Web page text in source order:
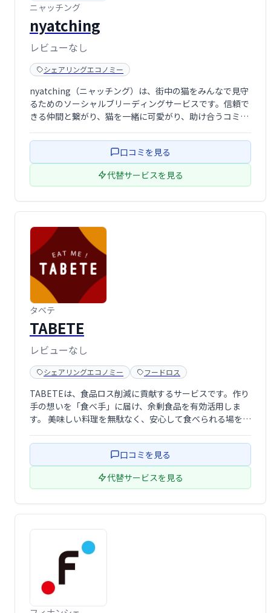
ニャッチング
nyatching
レビューなし
シェアリングエコノミー
nyatching（ニャッチング）は、街中の猫をみんなで見守
るためのソーシャルブリーディングサービスです。信頼で
きる仲間と繋がり、猫を一緒に可愛がり、助け合うコミュ
活動の活性化を目指します。
口コミを見る
代替サービスを見る
タベテ
TABETE
レビューなし
シェアリングエコノミー フードロス
TABETEは、食品ロス削減に貢献するサービスです。作り
手の想いを「食べ手」に届け、余剰食品を有効活用しま
す。 美味しい料理を無駄なく、安心して食べられる場を提
口コミを見る
代替サービスを見る